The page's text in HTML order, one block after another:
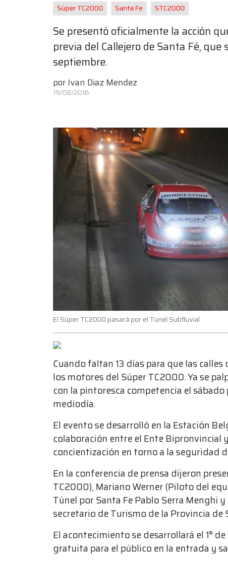
Súper TC2000 Santa Fe STC2000
Se presentó oficialmente la acción
previa del Callejero de Santa Fé,
septiembre.
por Ivan Diaz Mendez
19/08/2016
El Súper TC2000 pasará por el Túnel Subfluvial
Cuando faltan 13 días para que las
los motores del Súper TC2000. Ya se
con la pintoresca competencia el
mediodía.
El evento se desarrolló en la Estación
colaboración entre el Ente Bipronvincial
concientización en torno a la seguridad
En la conferencia de prensa dijeron
TC2000), Mariano Werner (Piloto del
Túnel por Santa Fe Pablo Serra Menghi
secretario de Turismo de la Provincia de
El acontecimiento se desarrollará el 1°
gratuita para el público en la entrada y